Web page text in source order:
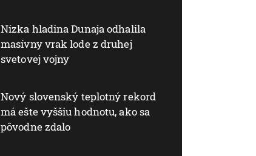
Nízka hladina Dunaja odhalila
masívny vrak lode z druhej
svetovej vojny
Nový slovenský teplotný rekord
má ešte vyššiu hodnotu, ako sa
pôvodne zdalo